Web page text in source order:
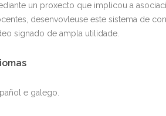
un proxecto que implicou a
desenvovleuse este sistema de
signado de ampla utilidade.
e galego.